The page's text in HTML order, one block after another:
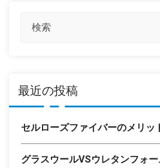
最近の投稿
セルローズファイバーのメリッ
グラスウールVSウレタンフォー